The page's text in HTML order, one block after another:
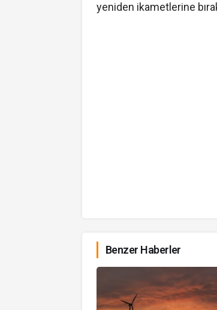
yeniden ikametlerine
Benzer Haberler